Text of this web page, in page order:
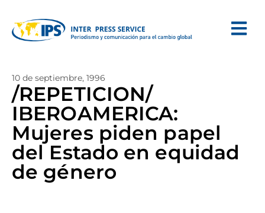
10 de septiembre, 1996
/REPETICION/
IBEROAMERICA:
Mujeres piden papel
del Estado en equidad
de género